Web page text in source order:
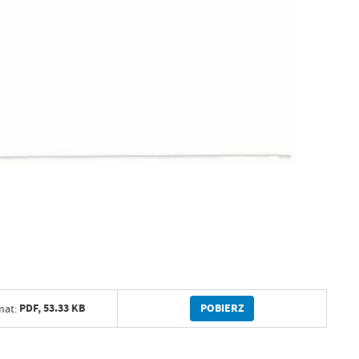
PDF,53.33 KB POBIERZ